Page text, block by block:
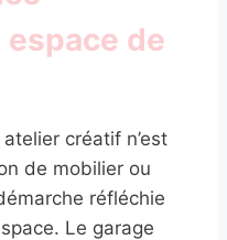
espace de
créatif n’est
de mobilier ou
réfléchie
Le garage